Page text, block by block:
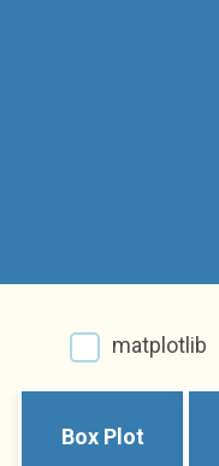
matplotlib
Box Plot